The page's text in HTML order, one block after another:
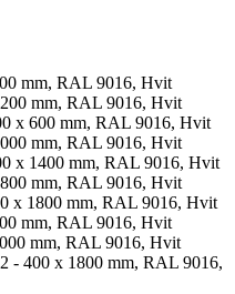
mm, RAL 9016, Hvit
mm, RAL 9016, Hvit
x 600 mm, RAL 9016, Hvit
mm, RAL 9016, Hvit
x 1400 mm, RAL 9016, Hvit
mm, RAL 9016, Hvit
x 1800 mm, RAL 9016, Hvit
mm, RAL 9016, Hvit
mm, RAL 9016, Hvit
- 400 x 1800 mm, RAL 9016,